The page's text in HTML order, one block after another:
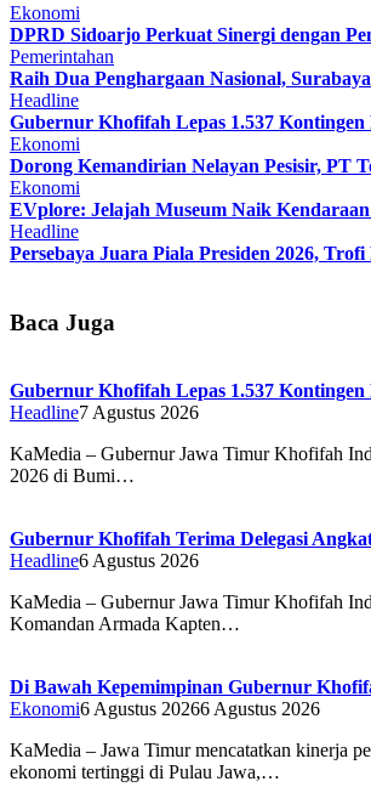
Ekonomi
DPRD Sidoarjo Perkuat Sinergi dengan
Pemerintahan
Raih Dua Penghargaan Nasional,
Headline
Gubernur Khofifah Lepas 1.537
Ekonomi
Dorong Kemandirian Nelayan Pesisir, PT
Ekonomi
EVplore: Jelajah Museum Naik
Headline
Persebaya Juara Piala Presiden 2026,
Baca Juga
Gubernur Khofifah Lepas 1.537
Headline7 Agustus 2026
KaMedia – Gubernur Jawa Timur Khofifah
2026 di Bumi…
Gubernur Khofifah Terima Delegasi
Headline6 Agustus 2026
KaMedia – Gubernur Jawa Timur Khofifah
Komandan Armada Kapten…
Di Bawah Kepemimpinan Gubernur
Ekonomi6 Agustus 20266 Agustus 2026
KaMedia – Jawa Timur mencatatkan kinerja
ekonomi tertinggi di Pulau Jawa,…